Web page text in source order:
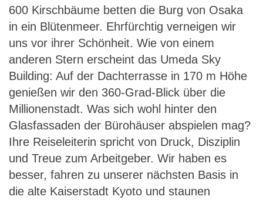
600 Kirschbäume betten die Burg von Osaka
in ein Blütenmeer. Ehrfürchtig verneigen wir
uns vor ihrer Schönheit. Wie von einem
anderen Stern erscheint das Umeda Sky
Building: Auf der Dachterrasse in 170 m Höhe
genießen wir den 360-Grad-Blick über die
Millionenstadt. Was sich wohl hinter den
Glasfassaden der Bürohäuser abspielen mag?
Ihre Reiseleiterin spricht von Druck, Disziplin
und Treue zum Arbeitgeber. Wir haben es
besser, fahren zu unserer nächsten Basis in
die alte Kaiserstadt Kyoto und staunen